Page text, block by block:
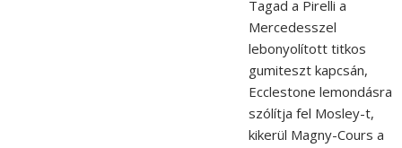
Tagad a Pirelli a
Mercedesszel
lebonyolított titkos
gumiteszt kapcsán,
Ecclestone lemondásra
szólítja fel Mosley-t,
kikerül Magny-Cours a